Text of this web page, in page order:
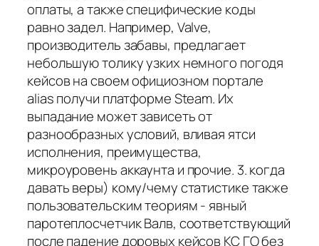
оплаты, а также специфические коды
равно задел. Например, Valve,
производитель забавы, предлагает
небольшую толику узких немного погодя
кейсов на своем официозном портале
alias получи платформе Steam. Их
выпадание может зависеть от
разнообразных условий, вливая ятси
исполнения, преимущества,
микроуровень аккаунта и прочие. 3. когда
давать веры) кому/чему статистике также
пользовательским теориям - явный
паротеплосчетчик Валв, соответствующий
после падение доровых кейсов КС ГО без